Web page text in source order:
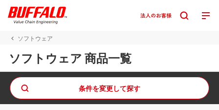
ソフトウェア
ソフトウェア 商品一覧
条件を変更して探す